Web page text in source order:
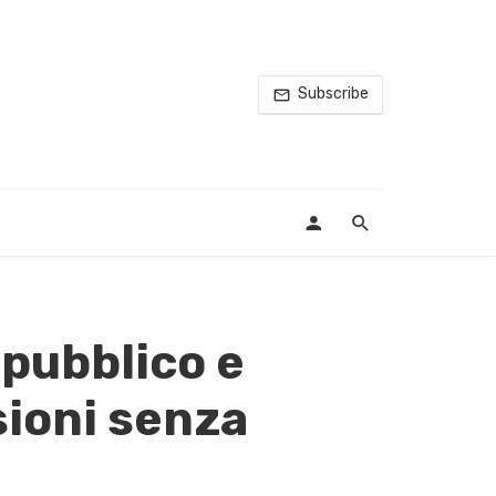
Subscribe
e
senza